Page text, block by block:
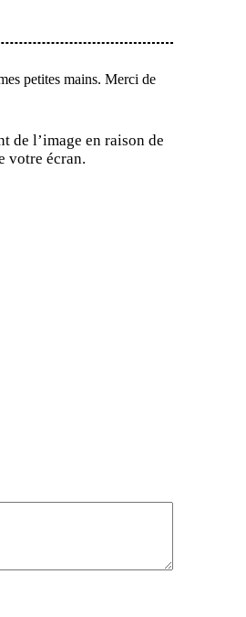
petites mains. Merci de
de l’image en raison de
votre écran.